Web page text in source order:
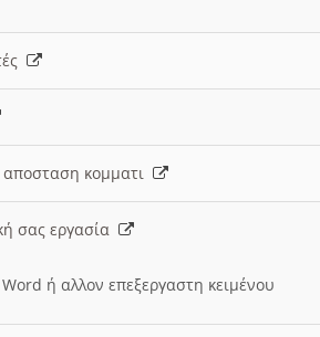
αποσταση κομματι
σας εργασία
ή αλλον επεξεργαστη κειμένου